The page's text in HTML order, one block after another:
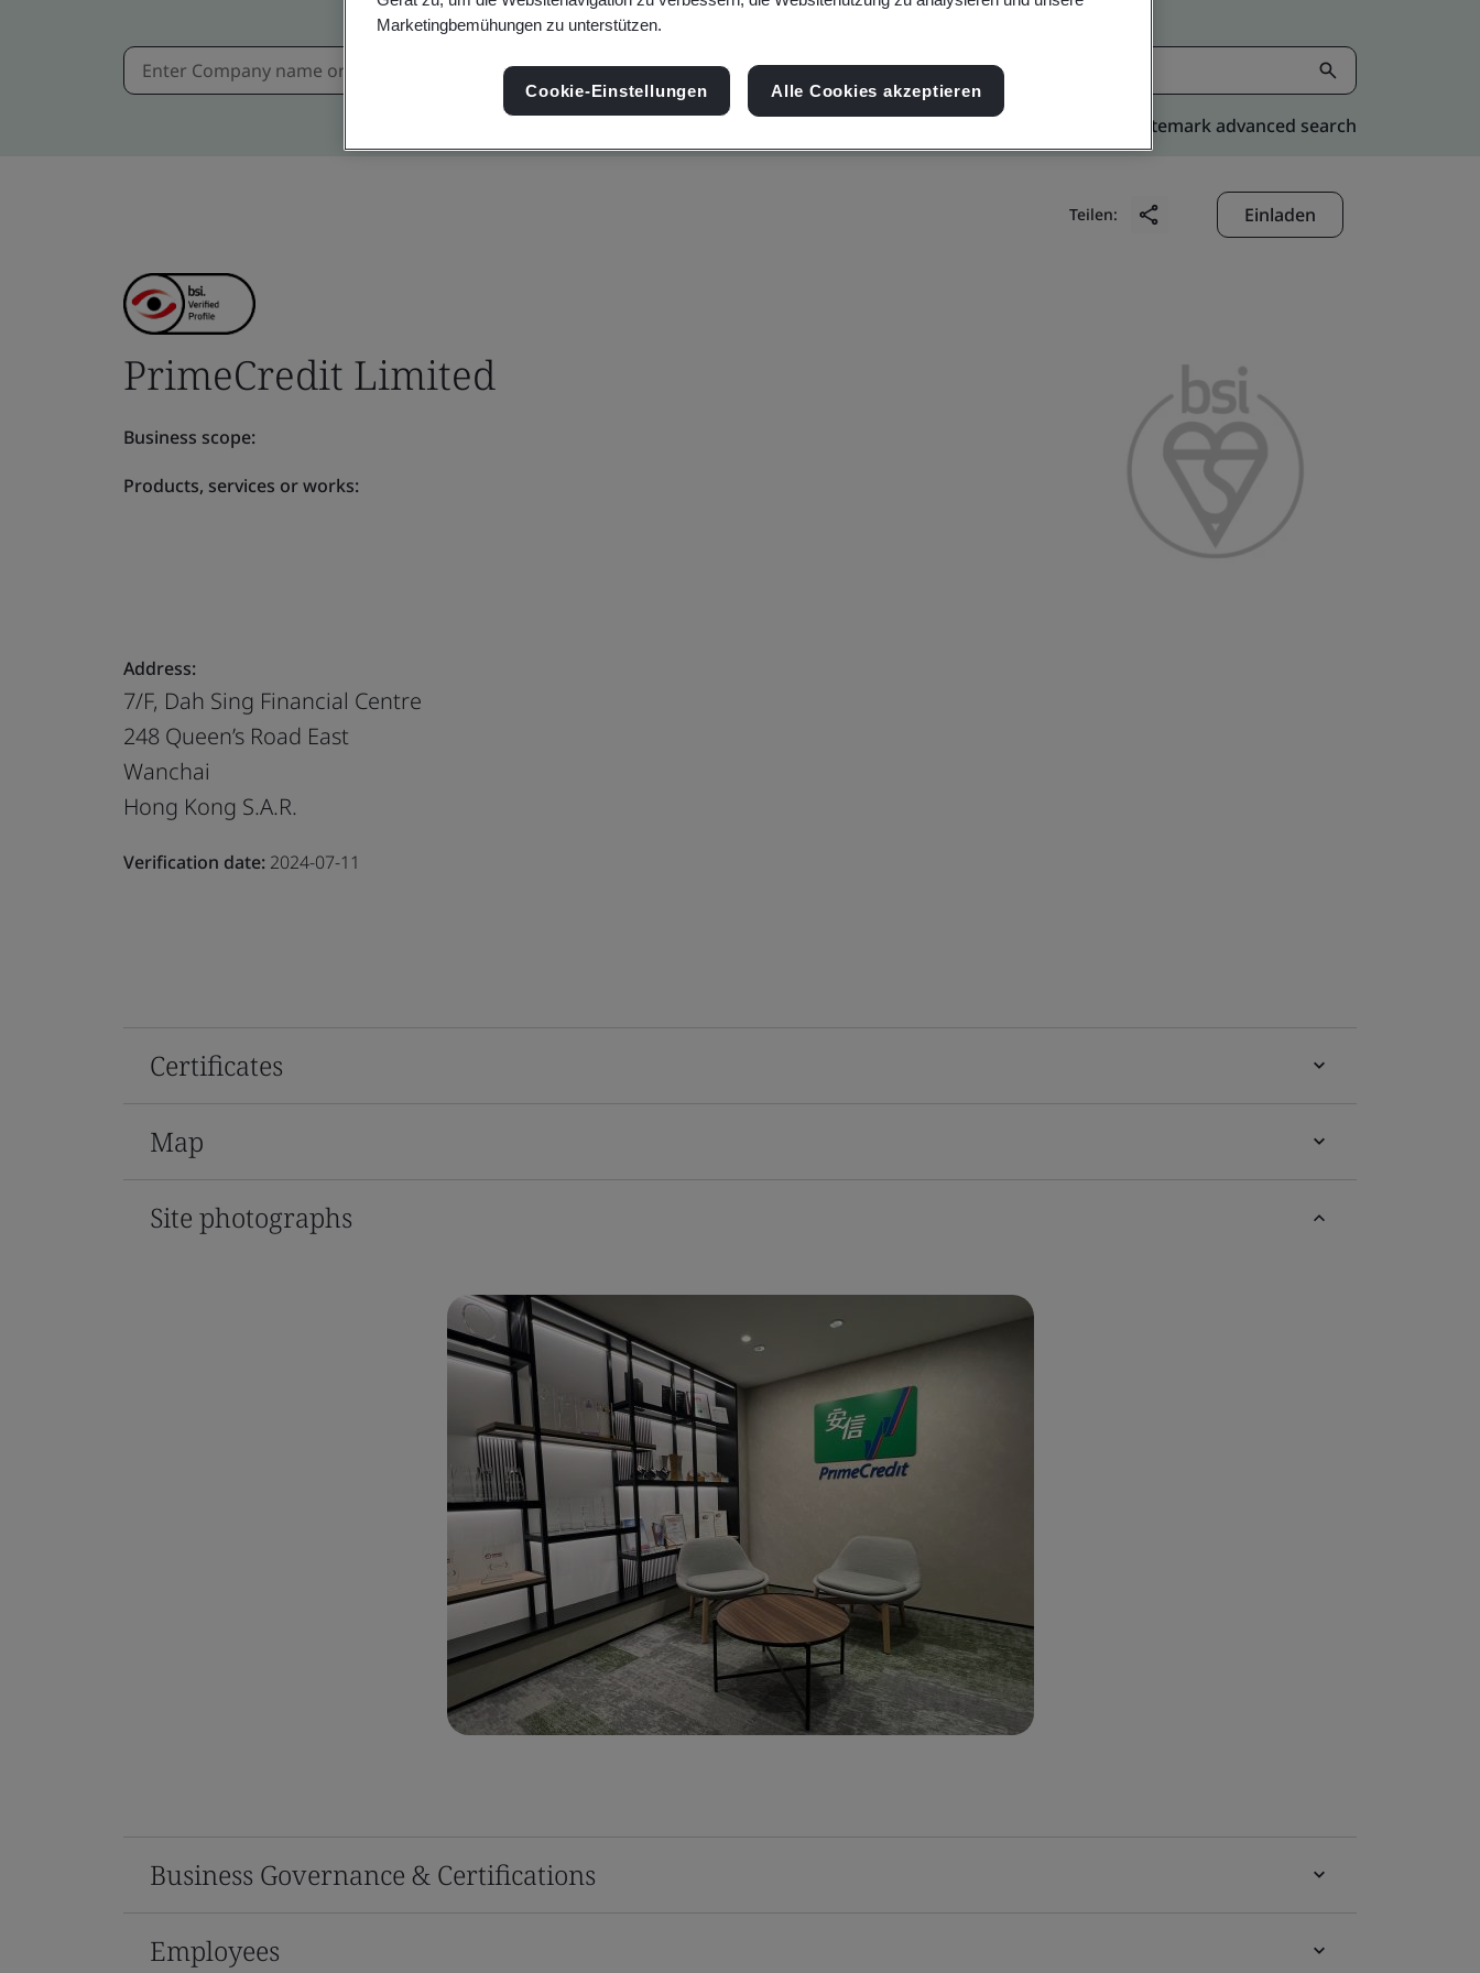
Kitemark advanced search
Teilen: Einladen
PrimeCredit Limited
Business scope:
Products, services or works:
Address:
7/F, Dah Sing Financial Centre
248 Queen’s Road East
Wanchai
Hong Kong S.A.R.
Verification date: 2024-07-11
Certificates
Map
Site photographs
Business Governance & Certifications
Employees
Marketingbemühungen zu unterstützen.
Cookie-Einstellungen Alle Cookies akzeptieren